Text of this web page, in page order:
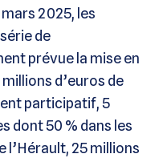
2025, les
de
prévue la mise en
d’euros de
participatif, 5
dont 50 % dans les
l’Hérault, 25 millions